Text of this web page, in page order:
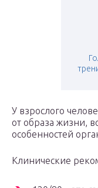
У взрослого
от образа жизни,
особенностей
Клинические